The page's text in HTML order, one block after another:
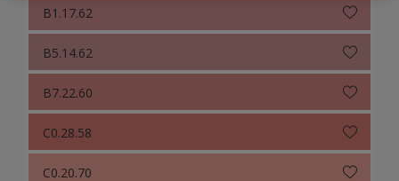
B1.17.62
B5.14.62
B7.22.60
C0.28.58
C0.20.70